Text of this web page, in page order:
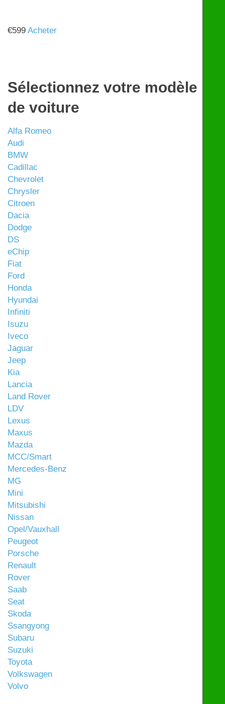
€599 Acheter
Sélectionnez votre modèle
de voiture
Alfa Romeo
Audi
BMW
Cadillac
Chevrolet
Chrysler
Citroen
Dacia
Dodge
DS
eChip
Fiat
Ford
Honda
Hyundai
Infiniti
Isuzu
Iveco
Jaguar
Jeep
Kia
Lancia
Land Rover
LDV
Lexus
Maxus
Mazda
MCC/Smart
Mercedes-Benz
MG
Mini
Mitsubishi
Nissan
Opel/Vauxhall
Peugeot
Porsche
Renault
Rover
Saab
Seat
Skoda
Ssangyong
Subaru
Suzuki
Toyota
Volkswagen
Volvo